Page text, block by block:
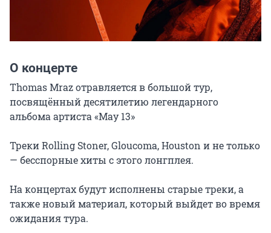
О концерте
Thomas Mraz отравляется в большой тур,
посвящённый десятилетию легендарного
альбома артиста «May 13»
Треки Rolling Stoner, Gloucoma, Houston и не только
— бесспорные хиты с этого лонгплея.
На концертах будут исполнены старые треки, а
также новый материал, который выйдет во время
ожидания тура.